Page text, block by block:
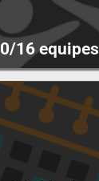
0/16 equipes